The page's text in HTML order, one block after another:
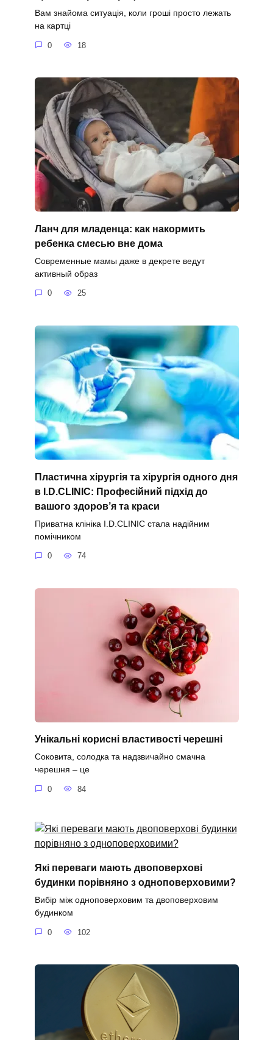
Вам знайома ситуація, коли гроші просто лежать
на картці
0 18
Ланч для младенца: как накормить
ребенка смесью вне дома
Современные мамы даже в декрете ведут
активный образ
0 25
Пластична хірургія та хірургія одного дня
в I.D.CLINIC: Професійний підхід до
вашого здоров’я та краси
Приватна клініка I.D.CLINIC стала надійним
помічником
0 74
Унікальні корисні властивості черешні
Соковита, солодка та надзвичайно смачна
черешня – це
0 84
Які переваги мають двоповерхові
будинки порівняно з одноповерховими?
Вибір між одноповерховим та двоповерховим
будинком
0 102